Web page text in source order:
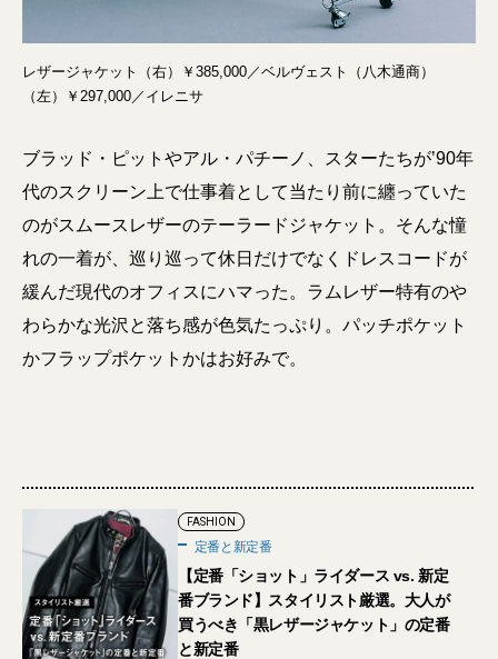
レザージャケット（右）￥385,000／ベルヴェスト（八木通商）
（左）￥297,000／イレニサ
ブラッド・ピットやアル・パチーノ、スターたちが’90年
代のスクリーン上で仕事着として当たり前に纏っていた
のがスムースレザーのテーラードジャケット。そんな憧
れの一着が、巡り巡って休日だけでなくドレスコードが
緩んだ現代のオフィスにハマった。ラムレザー特有のや
わらかな光沢と落ち感が色気たっぷり。パッチポケット
かフラップポケットかはお好みで。
FASHION
定番と新定番
【定番「ショット」ライダース vs. 新定
番ブランド】スタイリスト厳選。大人が
買うべき「黒レザージャケット」の定番
と新定番